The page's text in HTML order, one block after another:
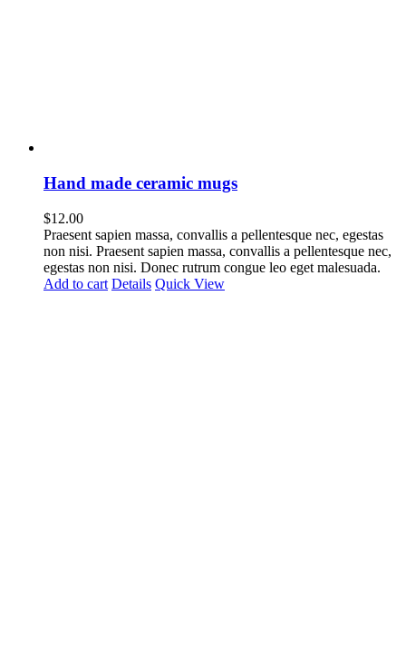
Hand made ceramic mugs
$12.00
Praesent sapien massa, convallis a pellentesque nec, egestas
non nisi. Praesent sapien massa, convallis a pellentesque nec,
egestas non nisi. Donec rutrum congue leo eget malesuada.
Add to cart Details Quick View